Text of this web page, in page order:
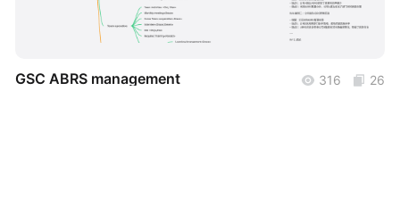
GSC ABRS management 316 26